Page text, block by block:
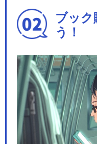
ブック
う！